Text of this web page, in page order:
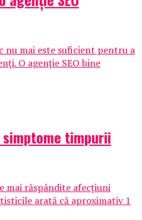
mai este suficient pentru a
O agenție SEO bine
timpurii
mai răspândite afecţiuni
arată că aproximativ 1